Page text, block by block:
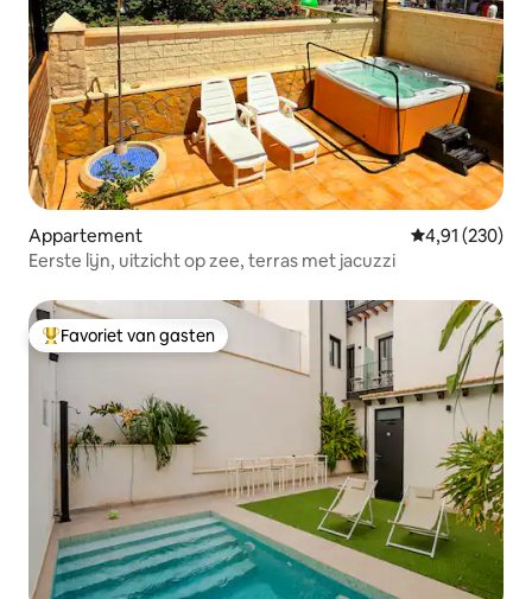
Appartement Gemiddelde
4,91 (230)
Eerste lijn, uitzicht op zee, terras met jacuzzi
Topfavoriet van gasten
Favoriet van gasten